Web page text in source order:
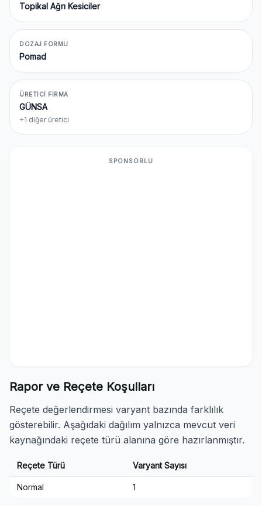
Topikal Ağrı Kesiciler
DOZAJ FORMU
Pomad
ÜRETICI FIRMA
GÜNSA
+1 diğer üretici
SPONSORLU
Rapor ve Reçete Koşulları
Reçete değerlendirmesi varyant bazında farklılık
gösterebilir. Aşağıdaki dağılım yalnızca mevcut veri
kaynağındaki reçete türü alanına göre hazırlanmıştır.
Reçete Türü Varyant Sayısı
Normal 1